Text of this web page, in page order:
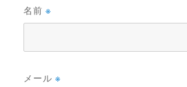
名前※
メール※